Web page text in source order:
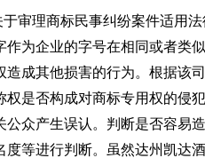
审理商标民事纠纷案件适用
作为企业的字号在相同或者类
造成其他损害的行为。根据该
权是否构成对商标专用权的侵
公众产生误认。判断是否容易
度等进行判断。虽然达州凯达